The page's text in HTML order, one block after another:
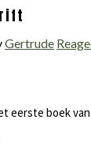
Gertrude
eerste boek